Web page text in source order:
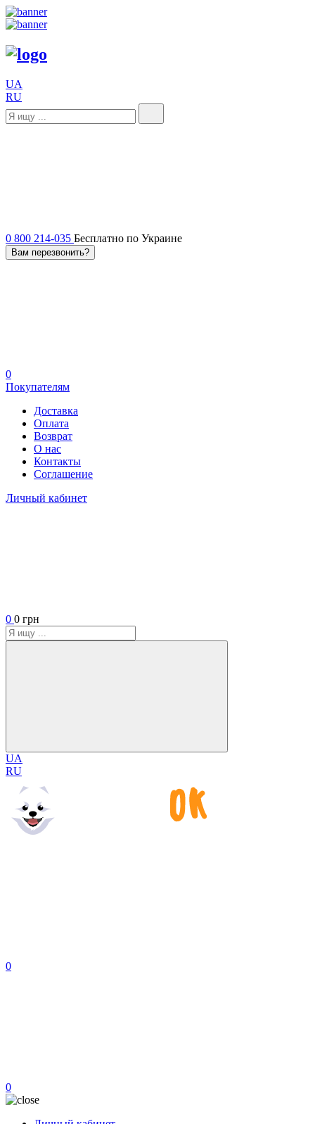
UA
RU
0 800 214-035 Бесплатно по Украине
Вам перезвонить?
0
Покупателям
Доставка
Оплата
Возврат
О нас
Контакты
Соглашение
Личный кабинет
0 0 грн
UA
RU
0
0